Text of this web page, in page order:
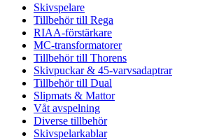
Skivspelare
Tillbehör till Rega
RIAA-förstärkare
MC-transformatorer
Tillbehör till Thorens
Skivpuckar & 45-varvsadaptrar
Tillbehör till Dual
Slipmats & Mattor
Våt avspelning
Diverse tillbehör
Skivspelarkablar